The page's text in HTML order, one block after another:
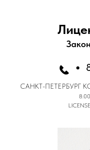
САНКТ-ПЕТЕРБУРГ